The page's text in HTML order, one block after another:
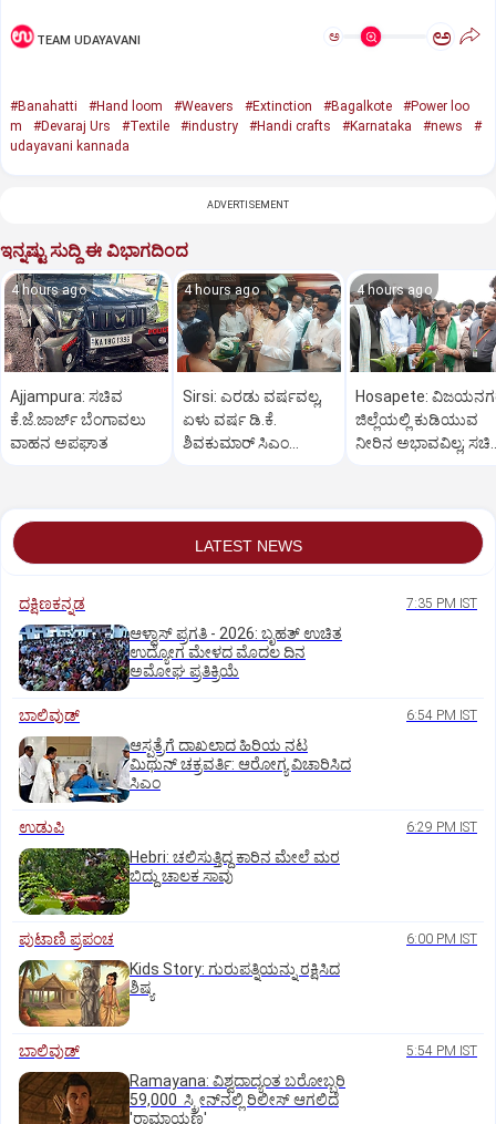
TEAM UDAYAVANI ಅ ಅ
#Banahatti #Hand loom #Weavers #Extinction #Bagalkote
#Power loo
m
#Devaraj Urs #Textile #industry #Handi crafts #Karnataka #news
#
udayavani kannada
ADVERTISEMENT
ಇನ್ನಷ್ಟು ಸುದ್ದಿ ಈ ವಿಭಾಗದಿಂದ
4 hours ago
Ajjampura: ಸಚಿವ
ಕೆ.ಜೆ.ಜಾರ್ಜ್ ಬೆಂಗಾವಲು
ವಾಹನ ಅಪಘಾತ
4 hours ago
Sirsi: ಎರಡು ವರ್ಷವಲ್ಲ,
ಏಳು ವರ್ಷ ಡಿ.ಕೆ.
ಶಿವಕುಮಾರ್ ಸಿಎಂ
4 hours ago
Hosapete:
ಜಿಲ್ಲೆಯಲ್ಲಿ ಕುಡಿಯುವ
ನೀರಿನ ಅಭಾವವಿಲ್ಲ;
LATEST NEWS
ದಕ್ಷಿಣಕನ್ನಡ 7:35 PM IST
ಆಳ್ವಾಸ್‌ ಪ್ರಗತಿ - 2026: ಬೃಹತ್ ಉಚಿತ
ಉದ್ಯೋಗ ಮೇಳದ ಮೊದಲ ದಿನ
ಅಮೋಘ ಪ್ರತಿಕ್ರಿಯೆ
ಬಾಲಿವುಡ್‌ 6:54 PM IST
ಆಸ್ಪತ್ರೆಗೆ ದಾಖಲಾದ ಹಿರಿಯ ನಟ
ಮಿಥುನ್ ಚಕ್ರವರ್ತಿ: ಆರೋಗ್ಯ ವಿಚಾರಿಸಿದ
ಸಿಎಂ
ಉಡುಪಿ 6:29 PM IST
Hebri: ಚಲಿಸುತ್ತಿದ್ದ ಕಾರಿನ ಮೇಲೆ ಮರ
ಬಿದ್ದು ಚಾಲಕ ಸಾವು
ಪುಟಾಣಿ ಪ್ರಪಂಚ 6:00 PM IST
Kids Story: ಗುರುಪತ್ನಿಯನ್ನು ರಕ್ಷಿಸಿದ
ಶಿಷ್ಯ
ಬಾಲಿವುಡ್‌ 5:54 PM IST
Ramayana: ವಿಶ್ವದಾದ್ಯಂತ ಬರೋಬ್ಬರಿ
59,000 ಸ್ಕ್ರೀನ್‌ನಲ್ಲಿ ರಿಲೀಸ್‌ ಆಗಲಿದೆ
'ರಾಮಾಯಣ'